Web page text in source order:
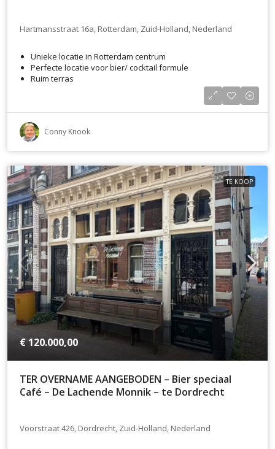
Hartmansstraat 16a, Rotterdam, Zuid-Holland, Nederland
Unieke locatie in Rotterdam centrum
Perfecte locatie voor bier/ cocktail formule
Ruim terras
Conny Knook
TE KOOP
€ 120.000,00
TER OVERNAME AANGEBODEN – Bier speciaal
Café – De Lachende Monnik – te Dordrecht
Voorstraat 426, Dordrecht, Zuid-Holland, Nederland